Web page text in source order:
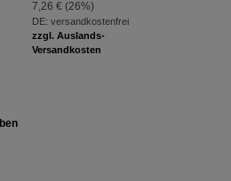
7,26 € (26%)
DE: versandkostenfrei
zzgl. Auslands-
Versandkosten